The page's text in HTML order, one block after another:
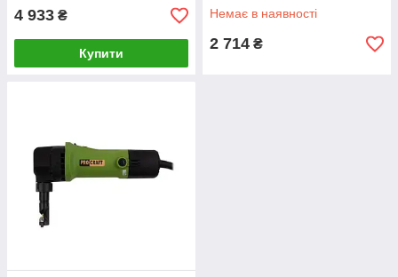
4 933 ₴
Купити
Немає в наявності
2 714 ₴